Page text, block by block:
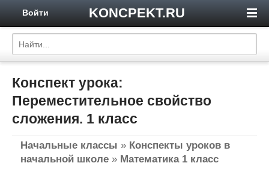
KONCPEKT.RU
Войти
Конспект урока:
Переместительное свойство
сложения. 1 класс
Начальные классы » Конспекты уроков в
начальной школе » Математика 1 класс